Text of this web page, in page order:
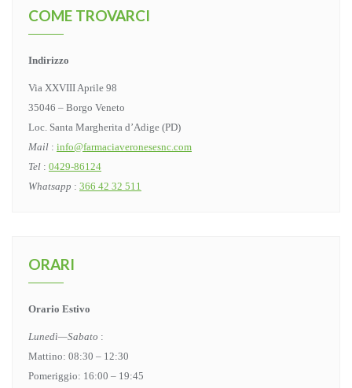
COME TROVARCI
Indirizzo
Via XXVIII Aprile 98
35046 – Borgo Veneto
Loc. Santa Margherita d’Adige (PD)
Mail : info@farmaciaveronesesnc.com
Tel : 0429-86124
Whatsapp : 366 42 32 511
ORARI
Orario Estivo
Lunedì—Sabato :
Mattino: 08:30 – 12:30
Pomeriggio: 16:00 – 19:45